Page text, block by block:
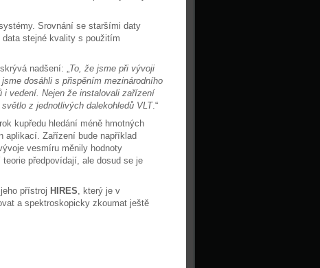
Srovnání se staršími daty
stejné kvality s použitím
nadšení: „To, že jsme při vývoji
dosáhli s přispěním mezinárodního
i vedení. Nejen že instalovali zařízení
z jednotlivých dalekohledů VLT.“
kupředu hledání méně hmotných
aplikací. Zařízení bude například
vesmíru měnily hodnoty
předpovídají, ale dosud se je
přístroj HIRES, který je v
a spektroskopicky zkoumat ještě